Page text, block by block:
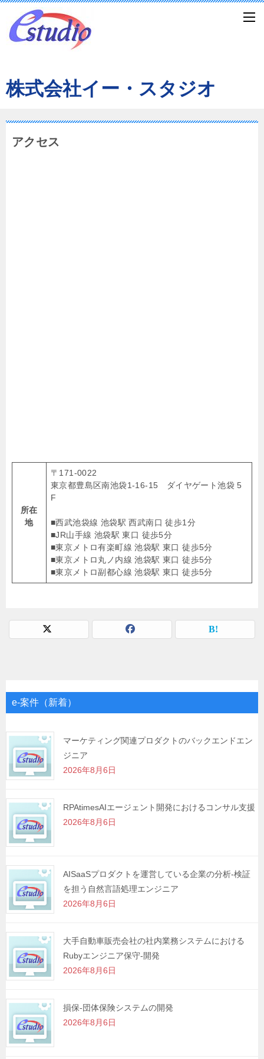
株式会社イー・スタジオ
アクセス
所在
地
〒171-0022
東京都豊島区南池袋1-16-15 ダイヤゲート池袋 5
F
■西武池袋線 池袋駅 西武南口 徒歩1分
■JR山手線 池袋駅 東口 徒歩5分
■東京メトロ有楽町線 池袋駅 東口 徒歩5分
■東京メトロ丸ノ内線 池袋駅 東口 徒歩5分
■東京メトロ副都心線 池袋駅 東口 徒歩5分
e-案件（新着）
マーケティング関連プロダクトのバックエンドエン
ジニア
2026年8月6日
RPAtimesAIエージェント開発におけるコンサル支援
2026年8月6日
AISaaSプロダクトを運営している企業の分析-検証
を担う自然言語処理エンジニア
2026年8月6日
大手自動車販売会社の社内業務システムにおける
Rubyエンジニア保守-開発
2026年8月6日
損保-団体保険システムの開発
2026年8月6日